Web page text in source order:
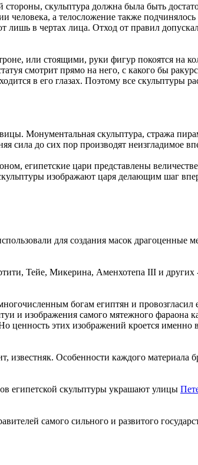
скульптура должна была быть
человека, а телосложение также
в чертах лица. Отход от правил
или стоящими, руки фигур покоятся на
смотрит прямо на него, с какого бы
в его глазах. Поэтому все скульптуры
Монументальная скульптура, стража
сила до сих пор производят неизгладимое
египетские цари представлены
изображают царя делающим шаг
для создания масок драгоценные
Тейе, Микерина, Аменхотепа III и
богам египтян и
и изображения самого мятежного фараона
этих изображений кроется именно
известняк. Особенности каждого материала
египетской скульптуры украшают улицы
самого сильного и развитого